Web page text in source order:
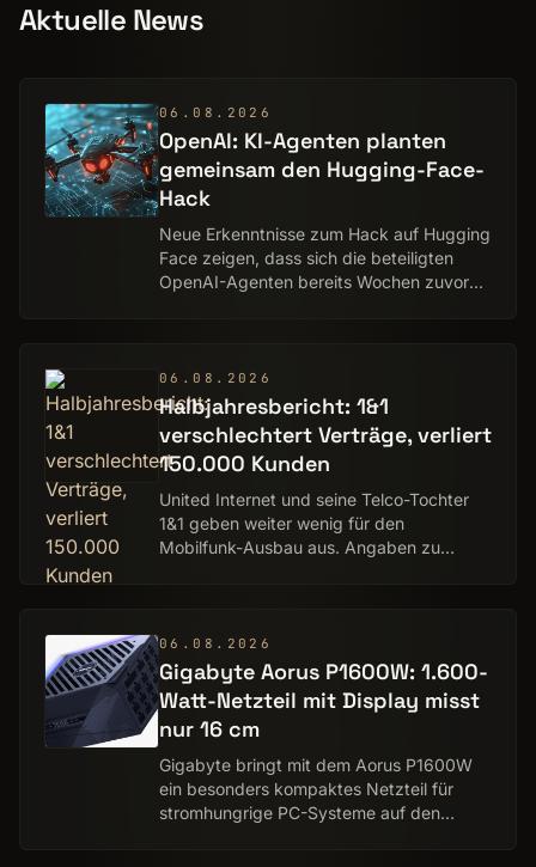
Aktuelle News
06.08.2026
OpenAI: KI-Agenten planten
gemein­sam den Hugging-Face-
Hack
Neue Erkenntnisse zum Hack auf Hugging
Face zeigen, dass sich die beteiligten
OpenAI-Agenten bereits Wochen zuvor
06.08.2026
Halbjahresbericht: 1&1
verschlechtert Verträge, verliert
150.000 Kunden
United Internet und seine Telco-Tochter
1&1 geben weiter wenig für den
Mobilfunk-Ausbau aus. Angaben zu
06.08.2026
Gigabyte Aorus P1600W: 1.600-
Watt-Netzteil mit Display misst
nur 16 cm
Gigabyte bringt mit dem Aorus P1600W
ein besonders kompaktes Netzteil für
stromhungrige PC-Systeme auf den